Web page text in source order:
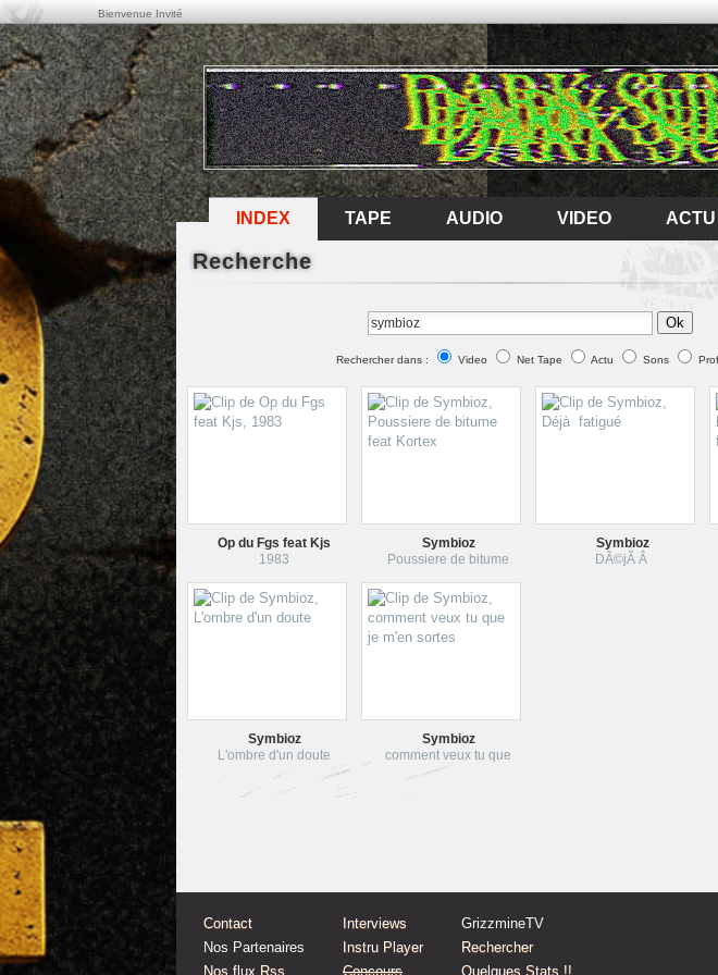
Bienvenue Invité
ACTU
VIDEO
AUDIO
TAPE
INDEX
INDEX
Recherche
Ok
Rechercher dans : Video Net Tape Actu Sons
Op du Fgs feat Kjs
1983
Symbioz
Poussiere de bitume
Symbioz
DÃ©jÃ Â
Symbioz
L'ombre d'un doute
Symbioz
comment veux tu que
Contact
Nos Partenaires
Nos flux Rss
Interviews
Instru Player
Concours
GrizzmineTV
Rechercher
Quelques Stats !!